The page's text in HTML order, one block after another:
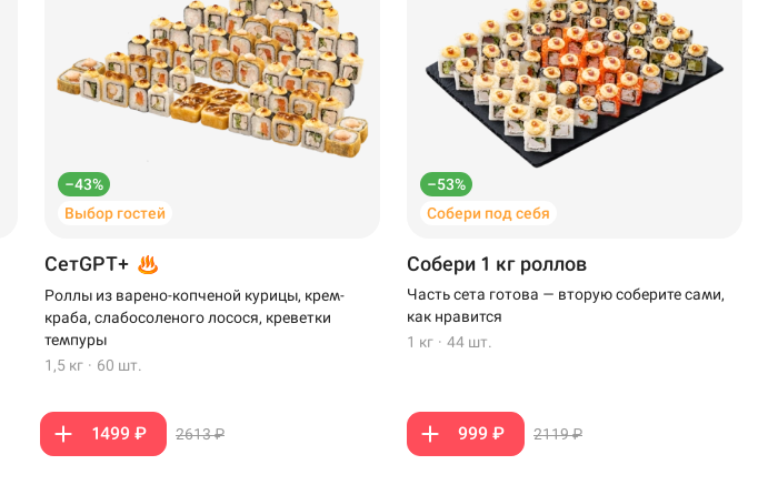
–43%
Выбор гостей
СетGPT+
Роллы из варено-копченой курицы, крем-
краба, слабосоленого лосося, креветки
темпуры
1,5 кг · 60 шт.
1499 ₽ 2613 ₽
–53%
Собери под себя
Собери 1 кг роллов
Часть сета готова — вторую соберите сами,
как нравится
1 кг · 44 шт.
999 ₽ 2119 ₽